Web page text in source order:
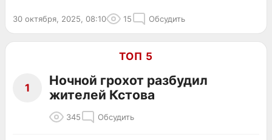
30 октября, 2025, 08:10 15 Обсудить
ТОП 5
1
Ночной грохот разбудил
жителей Кстова
345 Обсудить